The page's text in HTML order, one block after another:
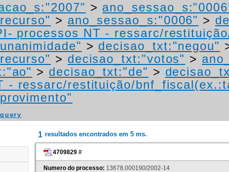
>
> ano_sessao_s:"0006" >
processos NT - ressarc/
> decisao_txt:"negou"
> decisao_txt:"votos" >
> decisao_txt:"de" >
- ressarc/restituição/
1 resultados encontrados em 5 ms.
4709829 #
Numero do processo: 13678.000190/2002-14